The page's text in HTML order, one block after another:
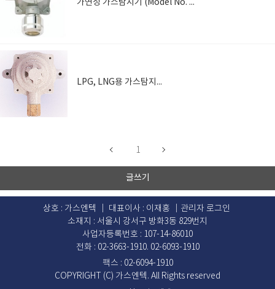
가연성 가스탐지기 (Model No. GD-2400) - H2, C2H2, C7H8, CH4O 등
LPG, LNG용 가스탐지기
1
글쓰기
상호 : 가스엔텍 ｜ 대표이사 : 이재홍 ｜ 관리자 로그인
소재지 : 서울시 강서구 방화3동 829번지
사업자등록번호 : 107-14-86010
전화 : 02-3663-1910. 02-6093-1910
팩스 : 02-6094-1910
COPYRIGHT (C) 가스엔텍. All Rights reserved